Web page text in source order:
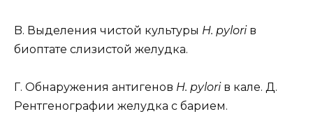
B. Выделения чистой культуры H. pylori в
биоптате слизистой желудка.
Г. Обнаружения антигенов H. pylori в кале. Д.
Рентгенографии желудка с барием.